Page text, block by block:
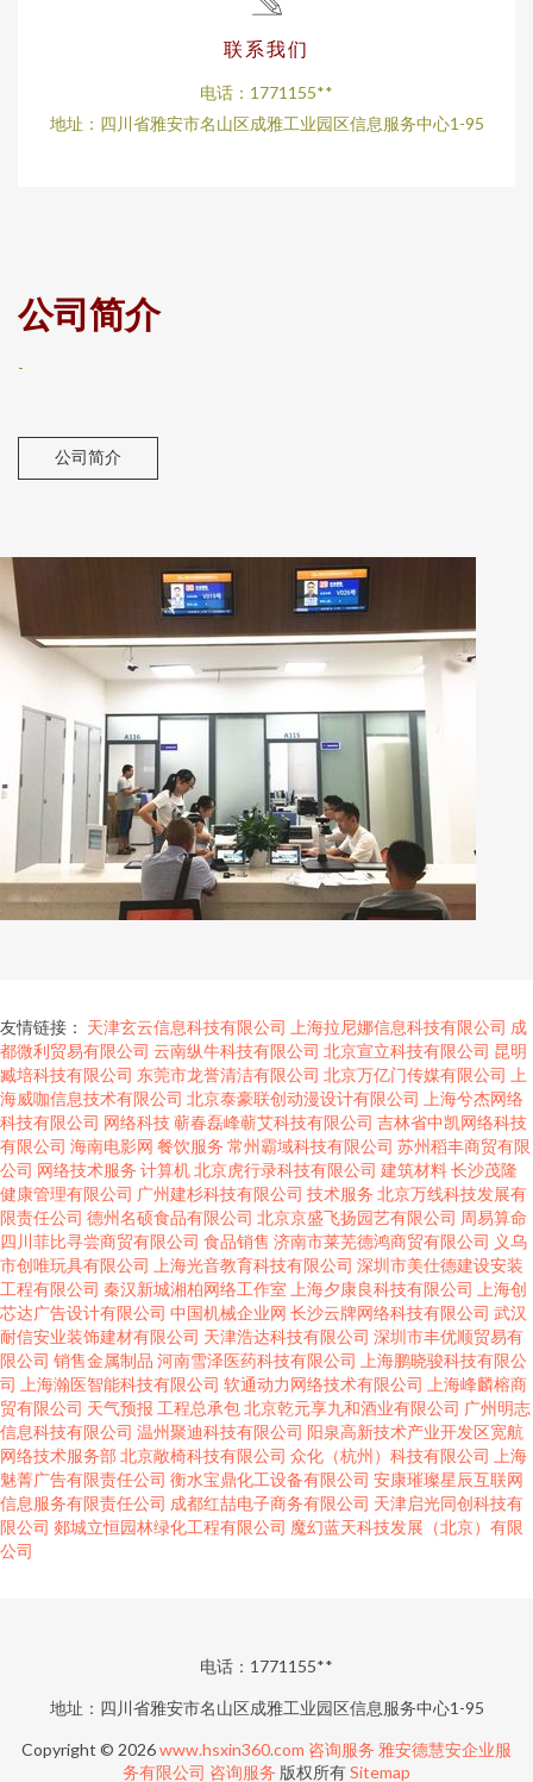
联系我们
电话：1771155**
地址：四川省雅安市名山区成雅工业园区信息服务中心1-95
公司简介
-
公司简介
友情链接： 天津玄云信息科技有限公司 上海拉尼娜信息科技有限公司 成
都微利贸易有限公司 云南纵牛科技有限公司 北京宣立科技有限公司 昆明
臧培科技有限公司 东莞市龙誉清洁有限公司 北京万亿门传媒有限公司
上
海威咖信息技术有限公司 北京泰豪联创动漫设计有限公司
上海兮杰网络
科技有限公司 网络科技蕲春磊峰蕲艾科技有限公司 吉林省中凯网络科技
有限公司 海南电影网 餐饮服务 常州霸域科技有限公司 苏州稻丰商贸有限
公司 网络技术服务 计算机北京虎行录科技有限公司 建筑材料长沙茂隆
健康管理有限公司 广州建杉科技有限公司 技术服务 北京万线科技发展有
限责任公司 德州名硕食品有限公司 北京京盛飞扬园艺有限公司 周易算命
四川菲比寻尝商贸有限公司 食品销售 济南市莱芜德鸿商贸有限公司 义乌
市创唯玩具有限公司
上海光音教育科技有限公司 深圳市美仕德建设安装
工程有限公司 秦汉新城湘柏网络工作室 上海夕康良科技有限公司
上海创
芯达广告设计有限公司 中国机械企业网 长沙云牌网络科技有限公司 武汉
耐信安业装饰建材有限公司 天津浩达科技有限公司 深圳市丰优顺贸易有
限公司 销售金属制品 河南雪泽医药科技有限公司
上海鹏晓骏科技有限公
司
上海瀚医智能科技有限公司 软通动力网络技术有限公司
上海峰麟榕商
贸有限公司 天气预报 工程总承包北京乾元享九和酒业有限公司 广州明志
信息科技有限公司 温州聚迪科技有限公司 阳泉高新技术产业开发区宽航
网络技术服务部 北京敞椅科技有限公司 众化（杭州）科技有限公司
上海
魅菁广告有限责任公司 衡水宝鼎化工设备有限公司 安康璀璨星辰互联网
信息服务有限责任公司 成都红喆电子商务有限公司 天津启光同创科技有
限公司 郯城立恒园林绿化工程有限公司 魔幻蓝天科技发展（北京）有限
公司
电话：1771155**
地址：四川省雅安市名山区成雅工业园区信息服务中心1-95
Copyright © 2026www.hsxin360.com 咨询服务 雅安德慧安企业服
务有限公司 咨询服务 版权所有Sitemap